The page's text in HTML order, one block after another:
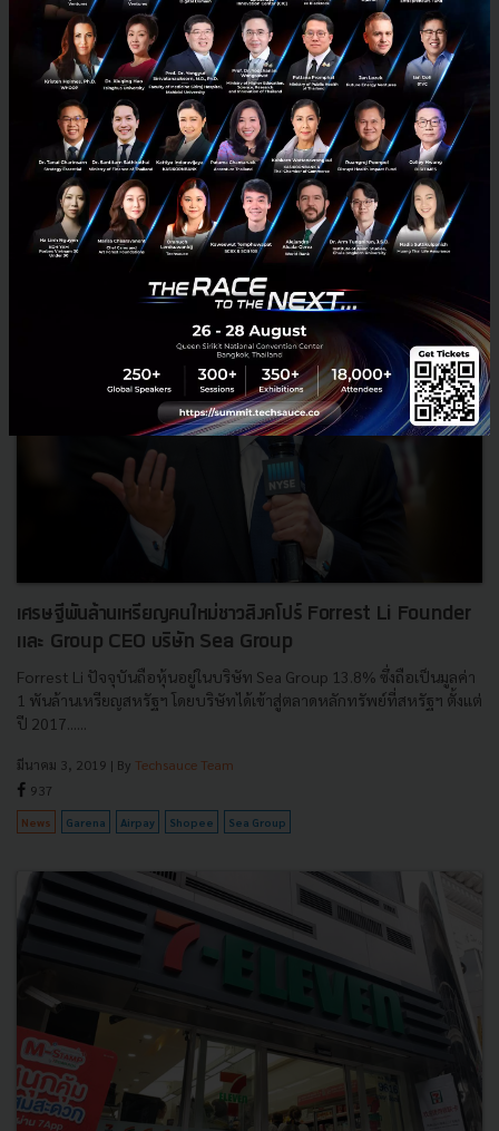
ไปแน่! 'บี๋-อริยะ พนมยงค์' เตรียมย้ายจาก LINE นั่งแท่นผู้บริหาร
ช่อง 3
เป็นข่าวลือมาสักพัก สำหรับกรณีของ 'บี๋ อริยะ พนมยงค์' กรรมการผู้จัดการ
LINE ประเทศไทย โดยล่าสุด Techsauce ได้รับการยืนยันจากคนในช่อง 3
ว่า มีการคอนเฟิร์มกันภายในแล้วว่า อริยะ พนมยง...
มีนาคม 4, 2019| ByTechsauce Team
LINE BEC World อริยะ พนมยงค์
เศรษฐีพันล้านเหรียญคนใหม่ชาวสิงคโปร์ Forrest Li Founder
และ Group CEO บริษัท Sea Group
Forrest Li ปัจจุบันถือหุ้นอยู่ในบริษัท Sea Group 13.8% ซึ่งถือเป็นมูลค่า
1 พันล้านเหรียญสหรัฐฯ โดยบริษัทได้เข้าสู่ตลาดหลักทรัพย์ที่สหรัฐฯ ตั้งแต่
ปี 2017......
มีนาคม 3, 2019 | By Techsauce Team
937
News Garena Airpay Shopee Sea Group